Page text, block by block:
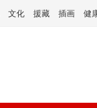
文化 援藏 插画 健